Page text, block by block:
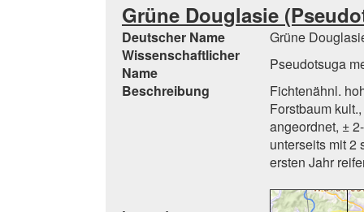
Grüne Douglasie
Deutscher Name
Grüne
Wissenschaftlicher
Name
Pseudotsuga
Beschreibung
Fichtenähnl.
Forstbaum
angeordnet, ±
unterseits mit 2
ersten Jahr